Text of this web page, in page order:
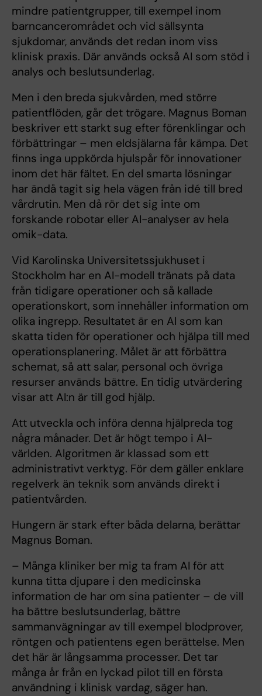
mindre patientgrupper, till exempel inom
barncancerområdet och vid sällsynta
sjukdomar, används det redan inom viss
klinisk praxis. Där används också AI som stöd i
analys och beslutsunderlag.
Men i den breda sjukvården, med större
patientflöden, går det trögare. Magnus Boman
beskriver ett starkt sug efter förenklingar och
förbättringar – men eldsjälarna får kämpa. Det
finns inga uppkörda hjulspår för innovationer
inom det här fältet. En del smarta lösningar
har ändå tagit sig hela vägen från idé till bred
vårdrutin. Men då rör det sig inte om
forskande robotar eller AI-analyser av hela
omik-data.
Vid Karolinska Universitetssjukhuset i
Stockholm har en AI-modell tränats på data
från tidigare operationer och så kallade
operationskort, som innehåller information om
olika ingrepp. Resultatet är en AI som kan
skatta tiden för operationer och hjälpa till med
operationsplanering. Målet är att förbättra
schemat, så att salar, personal och övriga
resurser används bättre. En tidig utvärdering
visar att AI:n är till god hjälp.
Att utveckla och införa denna hjälpreda tog
några månader. Det är högt tempo i AI-
världen. Algoritmen är klassad som ett
administrativt verktyg. För dem gäller enklare
regelverk än teknik som används direkt i
patientvården.
Hungern är stark efter båda delarna, berättar
Magnus Boman.
– Många kliniker ber mig ta fram AI för att
kunna titta djupare i den medicinska
information de har om sina patienter – de vill
ha bättre beslutsunderlag, bättre
sammanvägningar av till exempel blodprover,
röntgen och patientens egen berättelse. Men
det här är långsamma processer. Det tar
många år från en lyckad pilot till en första
användning i klinisk vardag, säger han.